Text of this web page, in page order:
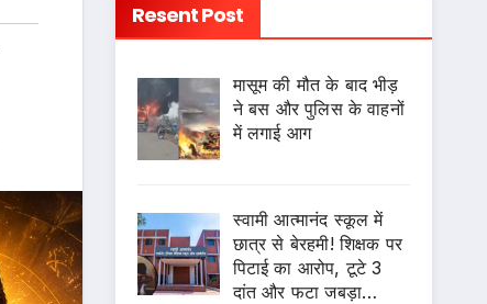
Resent Post
मासूम की मौत के बाद भीड़
ने बस और पुलिस के वाहनों
में लगाई आग
स्वामी आत्मानंद स्कूल में
छात्र से बेरहमी! शिक्षक पर
पिटाई का आरोप, टूटे 3
दांत और फटा जबड़ा…